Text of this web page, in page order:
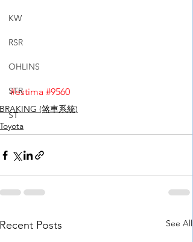
KW
RSR
OHLINS
STR
ST
#estima #9560
BRAKING (煞車系統)
Toyota
Recent Posts See All